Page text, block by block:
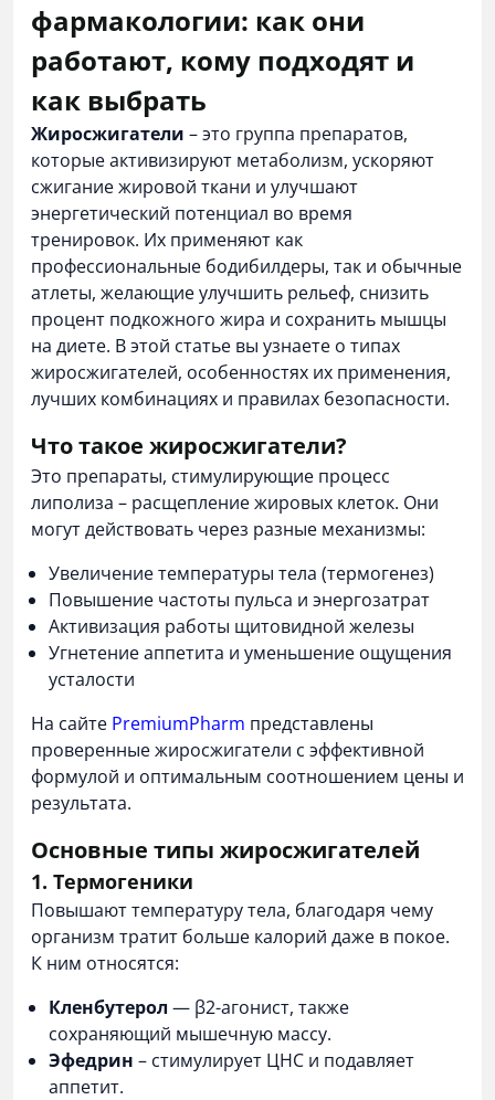
фармакологии: как они
работают, кому подходят и
как выбрать
Жиросжигатели – это группа препаратов,
которые активизируют метаболизм, ускоряют
сжигание жировой ткани и улучшают
энергетический потенциал во время
тренировок. Их применяют как
профессиональные бодибилдеры, так и обычные
атлеты, желающие улучшить рельеф, снизить
процент подкожного жира и сохранить мышцы
на диете. В этой статье вы узнаете о типах
жиросжигателей, особенностях их применения,
лучших комбинациях и правилах безопасности.
Что такое жиросжигатели?
Это препараты, стимулирующие процесс
липолиза – расщепление жировых клеток. Они
могут действовать через разные механизмы:
Увеличение температуры тела (термогенез)
Повышение частоты пульса и энергозатрат
Активизация работы щитовидной железы
Угнетение аппетита и уменьшение ощущения
усталости
На сайте PremiumPharm представлены
проверенные жиросжигатели с эффективной
формулой и оптимальным соотношением цены и
результата.
Основные типы жиросжигателей
1. Термогеники
Повышают температуру тела, благодаря чему
организм тратит больше калорий даже в покое.
К ним относятся:
Кленбутерол — β2-агонист, также
сохраняющий мышечную массу.
Эфедрин – стимулирует ЦНС и подавляет
аппетит.